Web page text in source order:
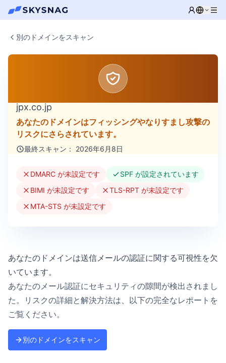
別のドメインをスキャン
jpx.co.jp
あなたのドメインはフィッシングやなりすまし攻撃の
リスクにさらされています。
最終スキャン： 2026年6月8日
DMARC が未設定です
SPF が設定されています
BIMI が未設定です
TLS-RPT が未設定です
MTA-STS が未設定です
あなたのドメインは送信メールの認証に関する可視性を欠
いています。
あなたのメール認証にセキュリティの隙間が検出されまし
た。リスクの詳細と解決方法は、以下の完全なレポートを
ご覧ください。
別のドメインをスキャン